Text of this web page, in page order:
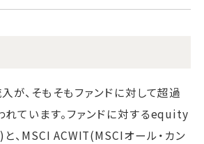
が、そもそもファンドに対して超過
ています。ファンドに対するequity
、MSCI ACWIT(MSCIオール・カン